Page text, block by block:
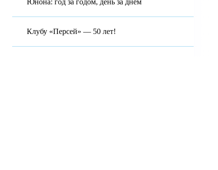
Юнона: год за годом, день за днём
Клубу «Персей» — 50 лет!